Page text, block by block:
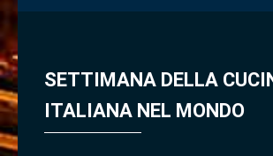
SETTIMANA DELLA
ITALIANA NEL MONDO